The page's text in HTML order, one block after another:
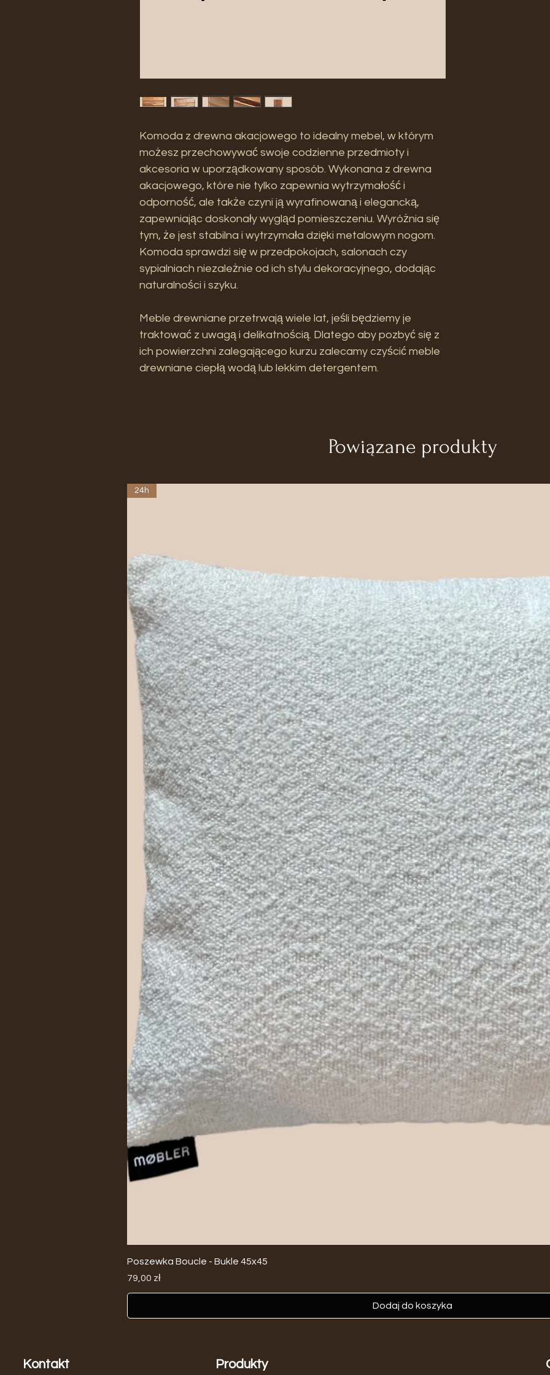
Komoda z drewna akacjowego to idealny mebel, w którym
możesz przechowywać swoje codzienne przedmioty i
akcesoria w uporządkowany sposób. Wykonana z drewna
akacjowego, które nie tylko zapewnia wytrzymałość i
odporność, ale także czyni ją wyrafinowaną i elegancką,
zapewniając doskonały wygląd pomieszczeniu. Wyróżnia się
tym, że jest stabilna i wytrzymała dzięki metalowym nogom.
Komoda sprawdzi się w przedpokojach, salonach czy
sypialniach niezależnie od ich stylu dekoracyjnego, dodając
naturalności i szyku.
Meble drewniane przetrwają wiele lat, jeśli będziemy je
traktować z uwagą i delikatnością. Dlatego aby pozbyć się z
ich powierzchni zalegającego kurzu zalecamy czyścić meble
drewniane ciepłą wodą lub lekkim detergentem.
Powiązane produkty
24h
Poszewka Boucle - Bukle 45x45
Cena
79,00 zł
Dodaj do koszyka
Kontakt Produkty